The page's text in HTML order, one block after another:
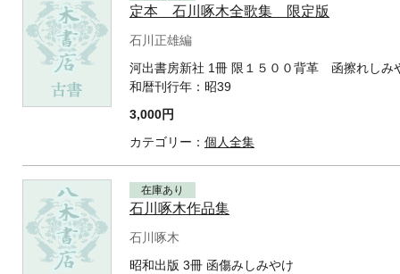
定本 石川啄木全歌集 限定版
石川正雄編
河出書房新社 1冊 限１５００背革 函擦れしみ
和暦刊行年： 昭39
3,000円
カテゴリー： 個人全集
在庫あり
石川啄木作品集
石川啄木
昭和出版 3冊 函傷みしみやけ